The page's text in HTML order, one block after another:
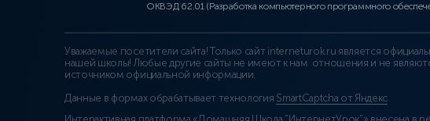
ОКВЭД 62.01 (Разработка компьютерного программного
Уважаемые посетители сайта! Только сайт interneturok.ru является
нашей школы! Любые другие сайты не имеют к нам отношения и не
источником официальной информации.
Данные в формах обрабатывает технология SmartCaptcha от Яндекс